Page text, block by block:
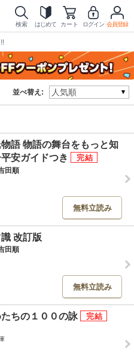
検索 はじめて カート ログイン 会員登録
並べ替え:
語 物語の舞台をもっと知
安ガイドつき
田順
無料立読み
改訂版
田順
無料立読み
ちの１００の詠